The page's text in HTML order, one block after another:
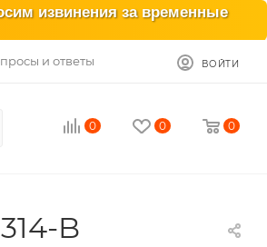
извинения за временные
и ответы ВОЙТИ
0 0 0
B